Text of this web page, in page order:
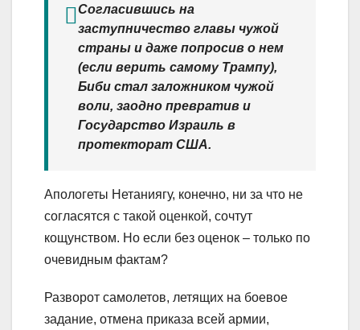
Согласившись на
заступничество главы чужой
страны и даже попросив о нем
(если верить самому Трампу),
Биби стал заложником чужой
воли, заодно превратив и
Государство Израиль в
протекторат США.
Апологеты Нетаниягу, конечно, ни за что не
согласятся с такой оценкой, сочтут
кощунством. Но если без оценок – только по
очевидным фактам?
Разворот самолетов, летящих на боевое
задание, отмена приказа всей армии,